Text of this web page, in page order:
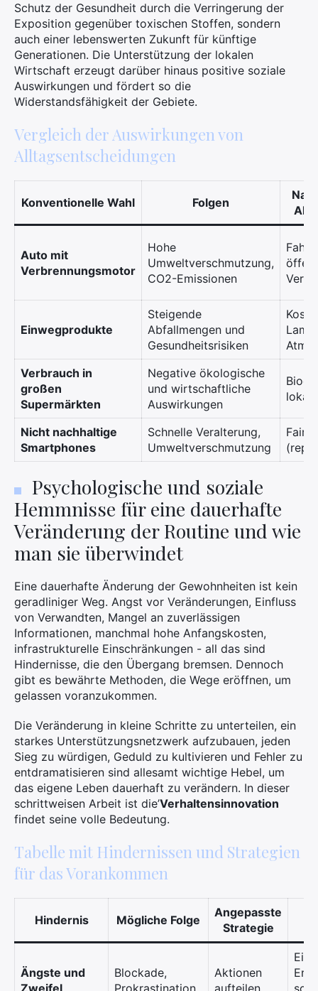
Schutz der Gesundheit durch die Verringerung der
Exposition gegenüber toxischen Stoffen, sondern
auch einer lebenswerten Zukunft für künftige
Generationen. Die Unterstützung der lokalen
Wirtschaft erzeugt darüber hinaus positive soziale
Auswirkungen und fördert so die
Widerstandsfähigkeit der Gebiete.
Vergleich der Auswirkungen von
Alltagsentscheidungen
Konventionelle Wahl Folgen
Auto mit
Verbrennungsmotor
Hohe
Umweltverschmutzung,
CO2-Emissionen
Einwegprodukte
Steigende
Abfallmengen und
Gesundheitsrisiken
Verbrauch in
großen
Supermärkten
Negative ökologische
und wirtschaftliche
Auswirkungen
Nicht nachhaltige
Smartphones
Schnelle Veralterung,
Umweltverschmutzung
Psychologische und soziale
Hemmnisse für eine dauerhafte
Veränderung der Routine und wie
man sie überwindet
Eine dauerhafte Änderung der Gewohnheiten ist kein
geradliniger Weg. Angst vor Veränderungen, Einfluss
von Verwandten, Mangel an zuverlässigen
Informationen, manchmal hohe Anfangskosten,
infrastrukturelle Einschränkungen - all das sind
Hindernisse, die den Übergang bremsen. Dennoch
gibt es bewährte Methoden, die Wege eröffnen, um
gelassen voranzukommen.
Die Veränderung in kleine Schritte zu unterteilen, ein
starkes Unterstützungsnetzwerk aufzubauen, jeden
Sieg zu würdigen, Geduld zu kultivieren und Fehler zu
entdramatisieren sind allesamt wichtige Hebel, um
das eigene Leben dauerhaft zu verändern. In dieser
schrittweisen Arbeit ist die’Verhaltensinnovation
findet seine volle Bedeutung.
Tabelle mit Hindernissen und Strategien
für das Vorankommen
Hindernis Mögliche Folge
Angepasste
Strategie
Ängste und
Zweifel
Blockade,
Prokrastination
Aktionen
aufteilen
Eine